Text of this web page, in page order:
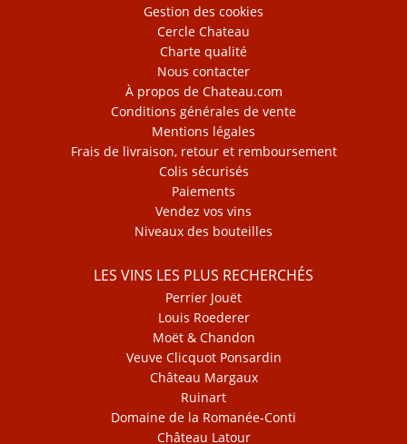
Gestion des cookies
Cercle Chateau
Charte qualité
Nous contacter
À propos de Chateau.com
Conditions générales de vente
Mentions légales
Frais de livraison, retour et remboursement
Colis sécurisés
Paiements
Vendez vos vins
Niveaux des bouteilles
LES VINS LES PLUS RECHERCHÉS
Perrier Jouët
Louis Roederer
Moët & Chandon
Veuve Clicquot Ponsardin
Château Margaux
Ruinart
Domaine de la Romanée-Conti
Château Latour